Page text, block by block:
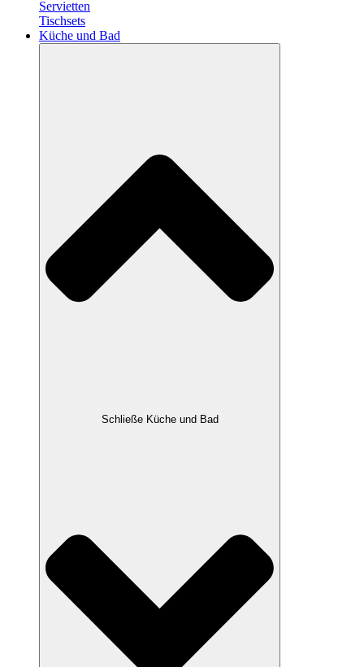
Servietten
Tischsets
Küche und Bad
Schließe Küche und Bad